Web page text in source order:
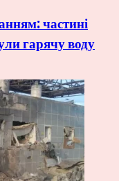
частині
гарячу воду